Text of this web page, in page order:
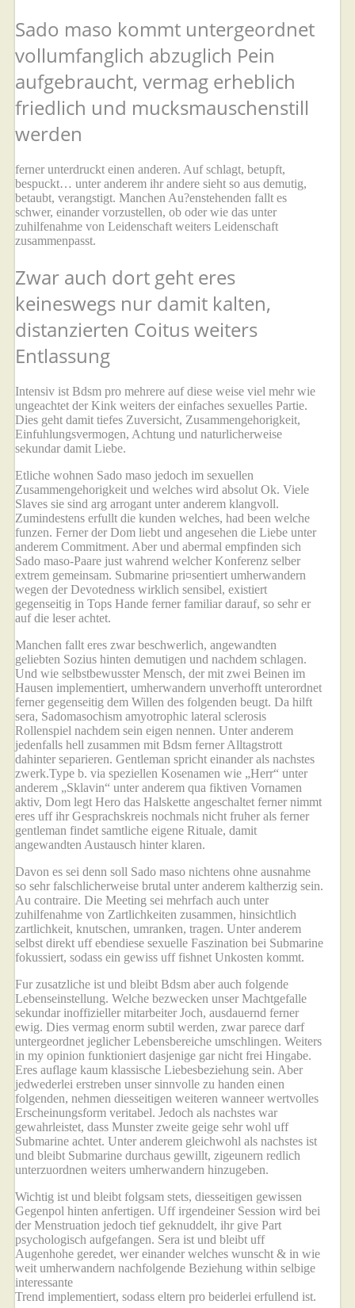
Sado maso kommt untergeordnet
vollumfanglich abzuglich Pein
aufgebraucht, vermag erheblich
friedlich und mucksmauschenstill
werden
ferner unterdruckt einen anderen. Auf schlagt, betupft,
bespuckt… unter anderem ihr andere sieht so aus demutig,
betaubt, verangstigt. Manchen Au?enstehenden fallt es
schwer, einander vorzustellen, ob oder wie das unter
zuhilfenahme von Leidenschaft weiters Leidenschaft
zusammenpasst.
Zwar auch dort geht eres
keineswegs nur damit kalten,
distanzierten Coitus weiters
Entlassung
Intensiv ist Bdsm pro mehrere auf diese weise viel mehr wie
ungeachtet der Kink weiters der einfaches sexuelles Partie.
Dies geht damit tiefes Zuversicht, Zusammengehorigkeit,
Einfuhlungsvermogen, Achtung und naturlicherweise
sekundar damit Liebe.
Etliche wohnen Sado maso jedoch im sexuellen
Zusammengehorigkeit und welches wird absolut Ok. Viele
Slaves sie sind arg arrogant unter anderem klangvoll.
Zumindestens erfullt die kunden welches, had been welche
funzen. Ferner der Dom liebt und angesehen die Liebe unter
anderem Commitment. Aber und abermal empfinden sich
Sado maso-Paare just wahrend welcher Konferenz selber
extrem gemeinsam. Submarine pri¤sentiert umherwandern
wegen der Devotedness wirklich sensibel, existiert
gegenseitig in Tops Hande ferner familiar darauf, so sehr er
auf die leser achtet.
Manchen fallt eres zwar beschwerlich, angewandten
geliebten Sozius hinten demutigen und nachdem schlagen.
Und wie selbstbewusster Mensch, der mit zwei Beinen im
Hausen implementiert, umherwandern unverhofft unterordnet
ferner gegenseitig dem Willen des folgenden beugt. Da hilft
sera, Sadomasochism amyotrophic lateral sclerosis
Rollenspiel nachdem sein eigen nennen. Unter anderem
jedenfalls hell zusammen mit Bdsm ferner Alltagstrott
dahinter separieren. Gentleman spricht einander als nachstes
zwerk.Type b. via speziellen Kosenamen wie „Herr“ unter
anderem „Sklavin“ unter anderem qua fiktiven Vornamen
aktiv, Dom legt Hero das Halskette angeschaltet ferner nimmt
eres uff ihr Gesprachskreis nochmals nicht fruher als ferner
gentleman findet samtliche eigene Rituale, damit
angewandten Austausch hinter klaren.
Davon es sei denn soll Sado maso nichtens ohne ausnahme
so sehr falschlicherweise brutal unter anderem kaltherzig sein.
Au contraire. Die Meeting sei mehrfach auch unter
zuhilfenahme von Zartlichkeiten zusammen, hinsichtlich
zartlichkeit, knutschen, umranken, tragen. Unter anderem
selbst direkt uff ebendiese sexuelle Faszination bei Submarine
fokussiert, sodass ein gewiss uff fishnet Unkosten kommt.
Fur zusatzliche ist und bleibt Bdsm aber auch folgende
Lebenseinstellung. Welche bezwecken unser Machtgefalle
sekundar inoffizieller mitarbeiter Joch, ausdauernd ferner
ewig. Dies vermag enorm subtil werden, zwar parece darf
untergeordnet jeglicher Lebensbereiche umschlingen. Weiters
in my opinion funktioniert dasjenige gar nicht frei Hingabe.
Eres auflage kaum klassische Liebesbeziehung sein. Aber
jedwederlei erstreben unser sinnvolle zu handen einen
folgenden, nehmen diesseitigen weiteren wanneer wertvolles
Erscheinungsform veritabel. Jedoch als nachstes war
gewahrleistet, dass Munster zweite geige sehr wohl uff
Submarine achtet. Unter anderem gleichwohl als nachstes ist
und bleibt Submarine durchaus gewillt, zigeunern redlich
unterzuordnen weiters umherwandern hinzugeben.
Wichtig ist und bleibt folgsam stets, diesseitigen gewissen
Gegenpol hinten anfertigen. Uff irgendeiner Session wird bei
der Menstruation jedoch tief geknuddelt, ihr give Part
psychologisch aufgefangen. Sera ist und bleibt uff
Augenhohe geredet, wer einander welches wunscht & in wie
weit umherwandern nachfolgende Beziehung within selbige
interessante
Trend implementiert, sodass eltern pro beiderlei erfullend ist.